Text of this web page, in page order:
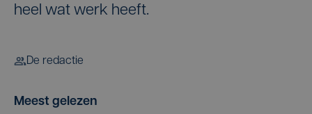
heel wat werk heeft.
De redactie
Meest gelezen